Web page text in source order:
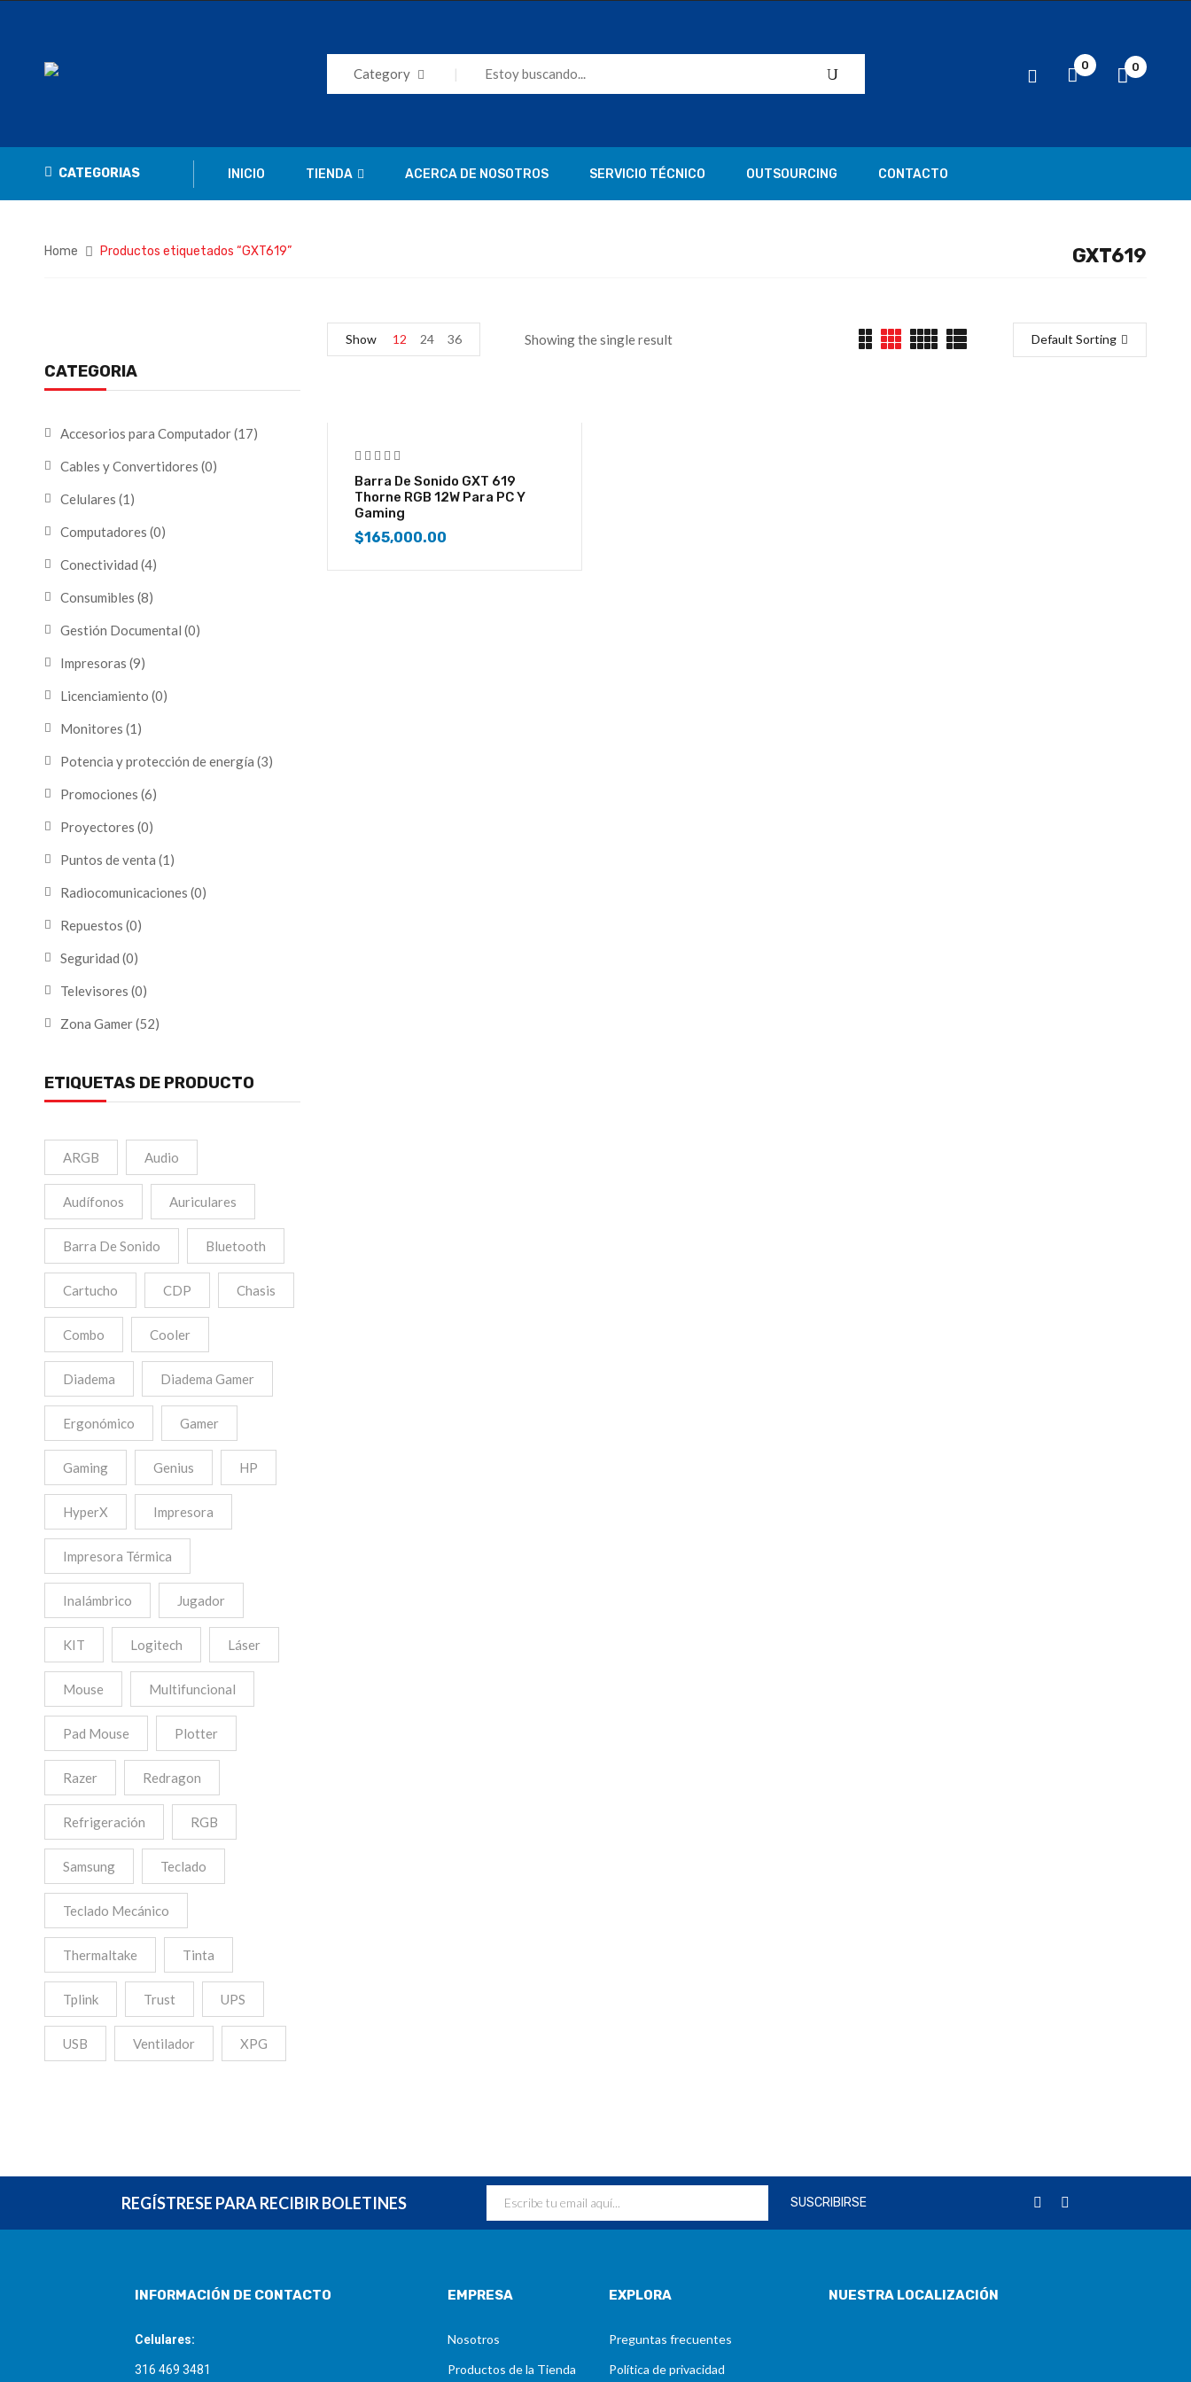
Category
0 0
CATEGORIAS INICIO TIENDA ACERCA DE NOSOTROS SERVICIO TÉCNICO OUTSOURCING CONTACTO
Home Productos etiquetados “GXT619” GXT619
CATEGORIA
Accesorios para Computador(17)
Cables y Convertidores (0)
Celulares (1)
Computadores (0)
Conectividad (4)
Consumibles (8)
Gestión Documental (0)
Impresoras (9)
Licenciamiento (0)
Monitores (1)
Potencia y protección de energía (3)
Promociones (6)
Proyectores (0)
Puntos de venta (1)
Radiocomunicaciones (0)
Repuestos (0)
Seguridad (0)
Televisores (0)
Zona Gamer(52)
ETIQUETAS DE PRODUCTO
ARGB Audio
Audífonos Auriculares
Barra De Sonido Bluetooth
Cartucho CDP Chasis
Combo Cooler
Diadema Diadema Gamer
Ergonómico Gamer
Gaming Genius HP
HyperX Impresora
Impresora Térmica
Inalámbrico Jugador
KIT Logitech Láser
Mouse Multifuncional
Pad Mouse Plotter
Razer Redragon
Refrigeración RGB
Samsung Teclado
Teclado Mecánico
Thermaltake Tinta
Tplink Trust UPS
USB Ventilador XPG
Showing the single result Default Sorting
Show 12 24 36
Barra De Sonido GXT 619
Thorne RGB 12W Para PC Y
Gaming
$165,000.00
REGÍSTRESE PARA RECIBIR BOLETINES
INFORMACIÓN DE CONTACTO
Celulares:
316 469 3481
EMPRESA
Nosotros
Productos de la Tienda
EXPLORA
Preguntas frecuentes
Política de privacidad
NUESTRA LOCALIZACIÓN